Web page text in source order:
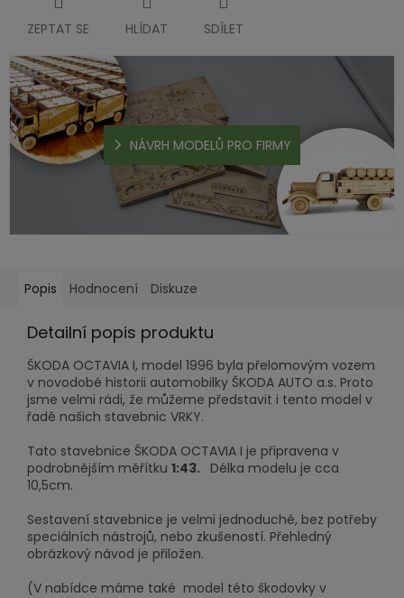
ZEPTAT SE HLÍDAT SDÍLET
NÁVRH MODELŮ PRO FIRMY
Popis Hodnocení Diskuze
Detailní popis produktu
ŠKODA OCTAVIA I, model 1996 byla přelomovým vozem
v novodobé historii automobilky ŠKODA AUTO a.s. Proto
jsme velmi rádi, že můžeme představit i tento model v
řadě našich stavebnic VRKY.
Tato stavebnice ŠKODA OCTAVIA I je připravena v
podrobnějším měřítku 1:43.
Délka modelu je cca
10,5cm.
Sestavení stavebnice je velmi jednoduché, bez potřeby
speciálních nástrojů, nebo zkušeností. Přehledný
obrázkový návod je přiložen.
(V nabídce máme také model této škodovky v